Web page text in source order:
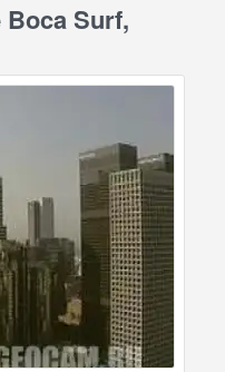
Boca Surf,